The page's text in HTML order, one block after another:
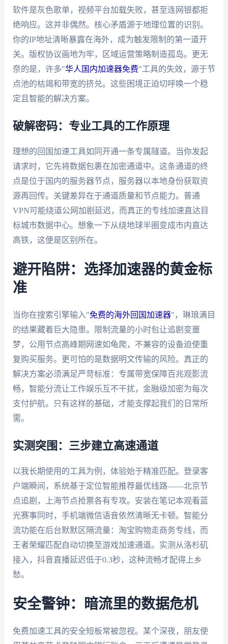
软件是灰色歌单，视频平台加载失败，甚至连网银都拒
绝响应。这并非偶然。核心矛盾源于地理位置的识别。
你的IP地址清晰暴露在海外，成为触发限制的第一道开
关。版权协议画地为牢，区域运营策略制造孤岛。更无
奈的是，许多"华人国内加速器免费"工具的失效，源于节
点池的枯竭和带宽的挤兑。这些困境正迫切呼唤一个稳
定且智能的解决方案。
破解密码：专业工具的工作原理
理想的回国加速工具如同开通一条专属隧道。当你发起
请求时，它先将数据包裹在加密通道中。这条通道的终
点是位于国内的服务器节点，服务器以本地身份获取资
源再回传。关键差异在于通道质量和节点能力。普通
VPN可能绕道公网加剧延迟，而真正的专线加速直达目
标城市数据中心。想象一下从绕地球半圈变成市内直达
高铁，这便是区别所在。
避开陷阱：选择加速器的黄金标
准
当你在搜索引擎输入"免费的海外回国加速器"，琳琅满目
的结果藏着巨大隐患。限制流量的小时包让追剧变噩
梦，公用节点高峰期网速如龟爬，不兼容的设备迫使重
复购买服务。更可怕的是数据明文传输的风险。真正的
解决方案必须满足严苛标准：专属带宽保障百兆观影流
畅，智能分流让工作娱乐互不干扰，金融级加密为每次
支付护航。只有这样的基础，才能支撑起我们的日常所
需。
实测突围：三步建立高速通道
以我长期使用的工具为例，体验始于精准匹配。登录客
户端瞬间，系统基于定位智能推荐最优线路——北京节
点追剧，上海节点抢票各有专攻。安装在笔记本观看蓝
光赛事同时，手机端微信语音依然清晰无卡顿。智能分
流功能在后台默默区隔流量：淘宝购物走商务专线，而
王者荣耀匹配自动切换至游戏加速通道。实测从洛杉矶
接入，抖音直播延迟低于0.3秒，这种流畅才配得上乡
愁。
安全警钟：暗流里的数据危机
免费加速工具的安全短板常被忽视。某个深夜，朋友使